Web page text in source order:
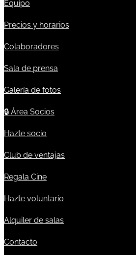
Equipo
Precios y horarios
Colaboradores
Sala de prensa
Galería de fotos
🔒 Área Socios
Hazte socio
Club de ventajas
Regala Cine
Hazte voluntario
Alquiler de salas
Contacto